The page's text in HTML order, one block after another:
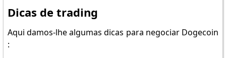
Dicas de trading
Aqui damos-lhe algumas dicas para negociar Dogecoin
: